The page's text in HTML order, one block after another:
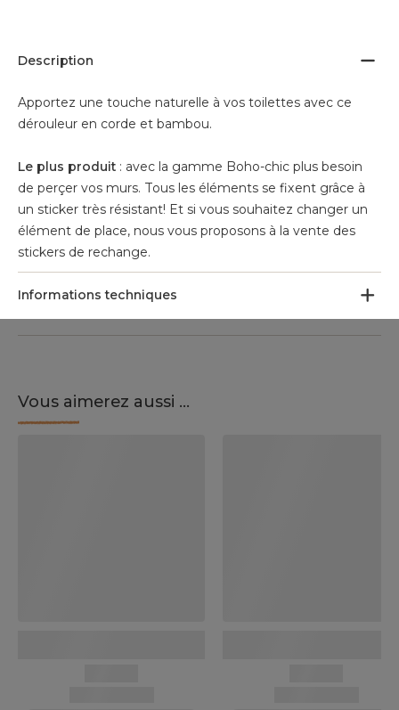
Description
Apportez une touche naturelle à vos toilettes avec ce
dérouleur en corde et bambou.
Le plus produit : avec la gamme Boho-chic plus besoin
de perçer vos murs. Tous les éléments se fixent grâce à
un sticker très résistant! Et si vous souhaitez changer un
élément de place, nous vous proposons à la vente des
stickers de rechange.
Informations techniques
Vous aimerez aussi ...